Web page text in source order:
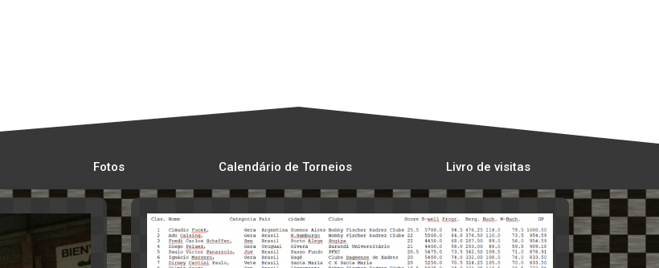
Fotos Calendário de Torneios Livro de visitas